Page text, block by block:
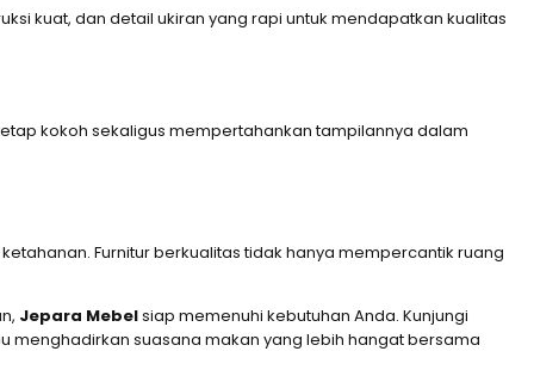
kuat, dan detail ukiran yang rapi untuk mendapatkan kualitas
kokoh sekaligus mempertahankan tampilannya dalam
Furnitur berkualitas tidak hanya mempercantik ruang
Jepara Mebelsiap memenuhi kebutuhan Anda. Kunjungi
menghadirkan suasana makan yang lebih hangat bersama